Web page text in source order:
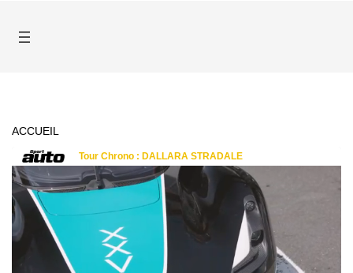
ACCUEIL